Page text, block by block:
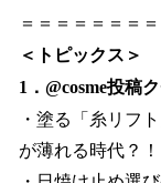
＝＝＝＝＝＝＝
＜トピックス＞
1．@cosme投稿
・塗る「糸リフ
が薄れる時代？！